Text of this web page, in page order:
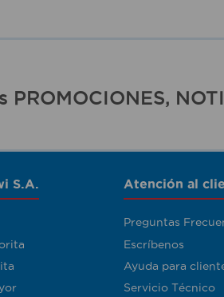
S.A. Atención al
Preguntas
Escríbenos
Ayuda para
Servicio Técnico